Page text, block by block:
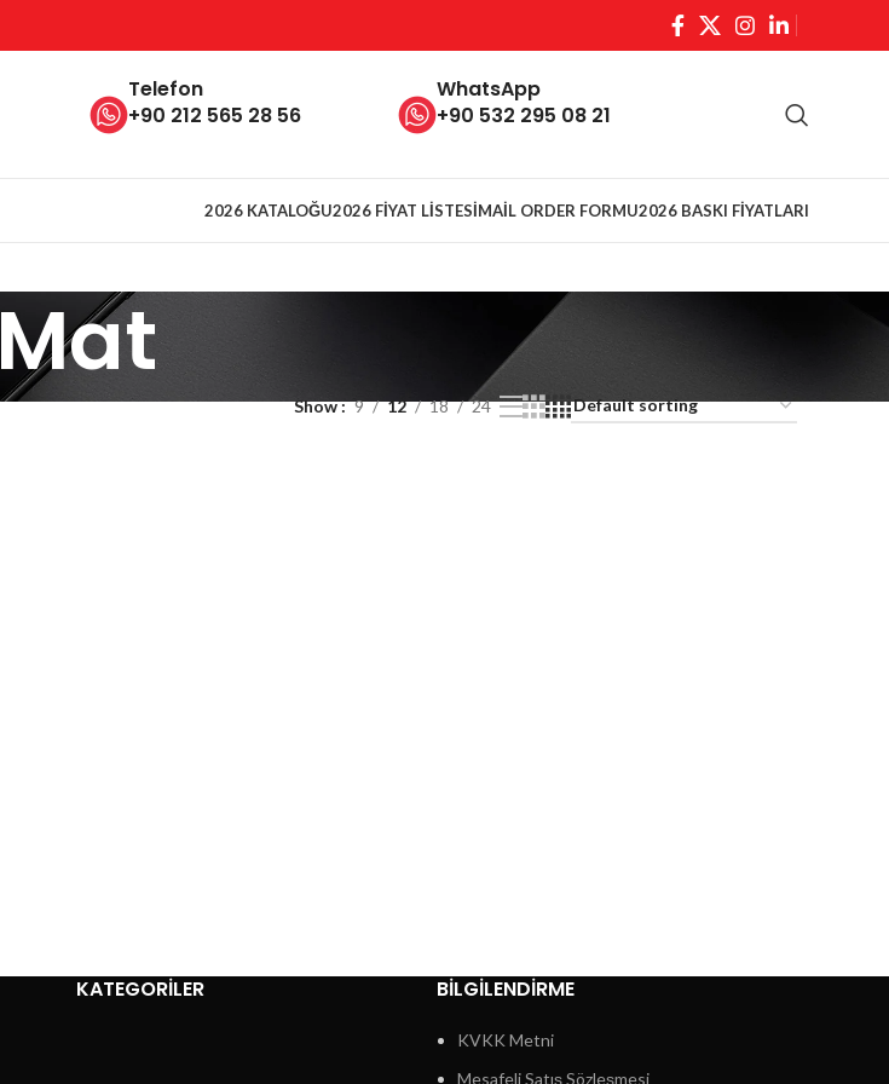
Telefon
+90 212 565 28 56
WhatsApp
+90 532 295 08 21
2026 KATALOĞU2026 FİYAT LİSTESİMAİL ORDER FORMU2026 BASKI FİYATLARI
Mat
Show 9 12 18 24
KATEGORİLER BİLGİLENDİRME
KVKK Metni
Mesafeli Satış Sözleşmesi